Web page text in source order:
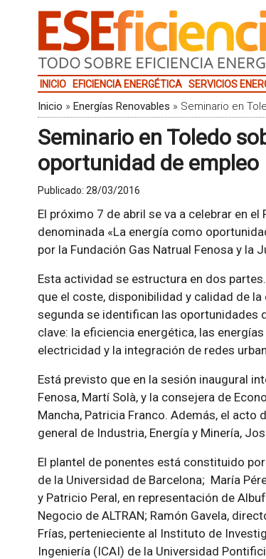
INICIO EFICIENCIA ENERGÉTICA SERVICIOS
Inicio » Energías Renovables » Seminario en
Seminario en Toledo
oportunidad de empleo
Publicado: 28/03/2016
El próximo 7 de abril se va a celebrar en
denominada «La energía como
por la Fundación Gas Natrual Fenosa y la
Esta actividad se estructura en dos
que el coste, disponibilidad y calidad de
segunda se identifican las oportunidades
clave: la eficiencia energética, las
electricidad y la integración de redes
Está previsto que en la sesión inaugural
Fenosa, Martí Solà, y la consejera de
Mancha, Patricia Franco. Además, el
general de Industria, Energía y Minería,
El plantel de ponentes está constituido
de la Universidad de Barcelona; María
y Patricio Peral, en representación de
Negocio de ALTRAN; Ramón Gavela,
Frías, pertenieciente al Instituto de
Ingeniería (ICAI) de la Universidad